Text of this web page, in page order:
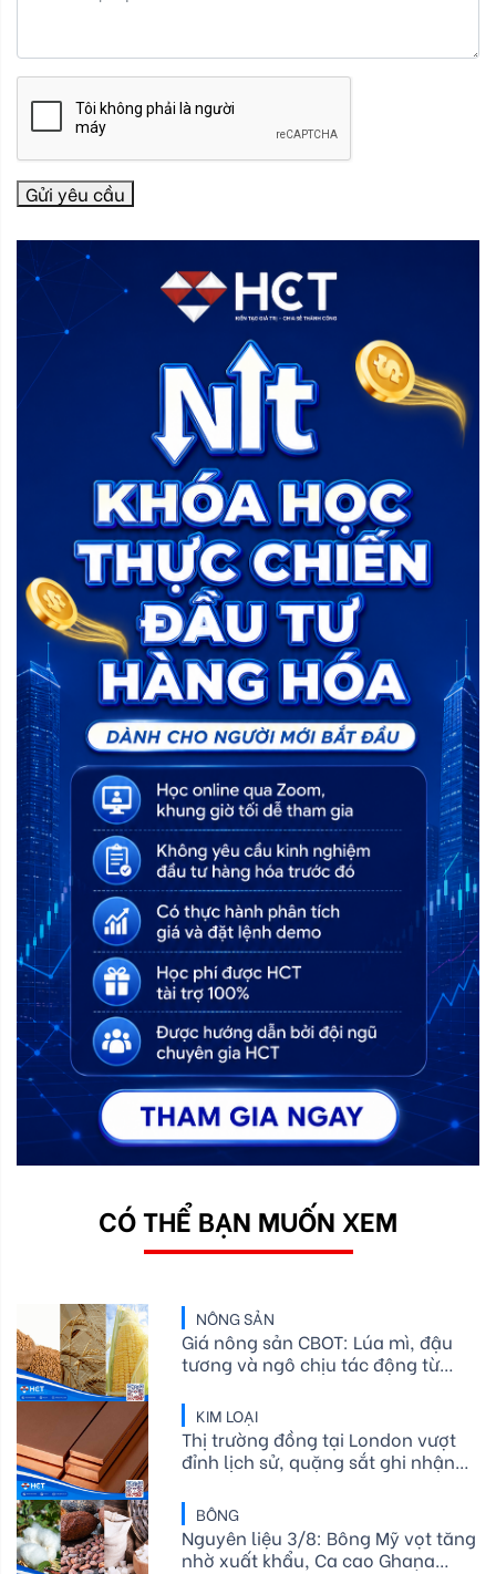
Gửi yêu cầu
CÓ THỂ BẠN MUỐN XEM
NÔNG SẢN
Giá nông sản CBOT: Lúa mì, đậu
tương và ngô chịu tác động từ
KIM LOẠI
Thị trường đồng tại London vượt
đỉnh lịch sử, quặng sắt ghi nhận
chạm mức thấp nhất trong hơn
một năm
BÔNG
Nguyên liệu 3/8: Bông Mỹ vọt tăng
nhờ xuất khẩu, Ca cao Ghana